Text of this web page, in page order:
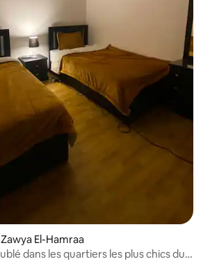
El-Hamraa
dans les quartiers les plus chics du